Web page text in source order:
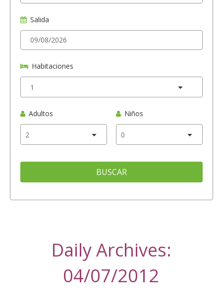
Salida
Habitaciones
Adultos Niños
BUSCAR
Daily Archives:
04/07/2012